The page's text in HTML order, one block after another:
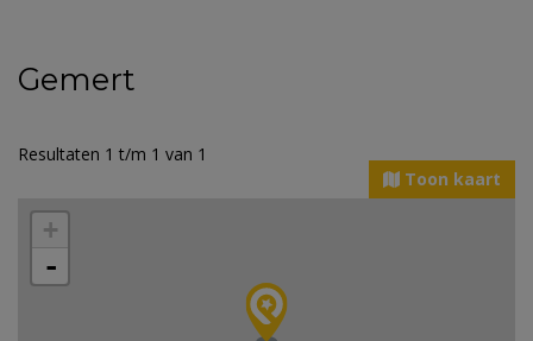
Gemert
Resultaten 1 t/m 1 van 1
Toon kaart
+
-